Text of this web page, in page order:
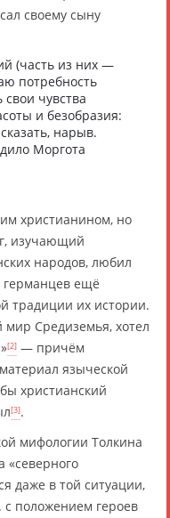
своему сыну
(часть из них —
потребность
чувства
и безобразия:
нарыв.
Моргота
христианином, но
изучающий
народов, любил
ещё
традиции их истории.
Средиземья, хотел
[2] — причём
языческой
христианский
[3].
мифологии Толкина
«северного
даже в той ситуации,
с положением героев